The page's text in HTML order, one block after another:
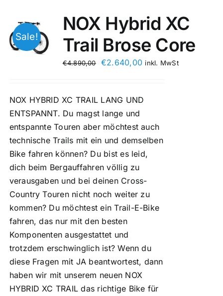
Sale!
NOX Hybrid XC
Trail Brose Core
€4.890,00 €2.640,00 inkl. MwSt
NOX HYBRID XC TRAIL LANG UND
ENTSPANNT. Du magst lange und
entspannte Touren aber möchtest auch
technische Trails mit ein und demselben
Bike fahren können? Du bist es leid,
dich beim Bergauffahren völlig zu
verausgaben und bei deinen Cross-
Country Touren nicht noch weiter zu
kommen? Du möchtest ein Trail-E-Bike
fahren, das nur mit den besten
Komponenten ausgestattet und
trotzdem erschwinglich ist? Wenn du
diese Fragen mit JA beantwortest, dann
haben wir mit unserem neuen NOX
HYBRID XC TRAIL das richtige Bike für